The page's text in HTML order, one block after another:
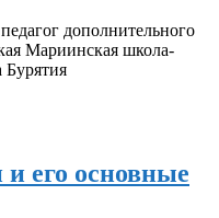
дополнительного
Мариинская школа-
Бурятия
его основные